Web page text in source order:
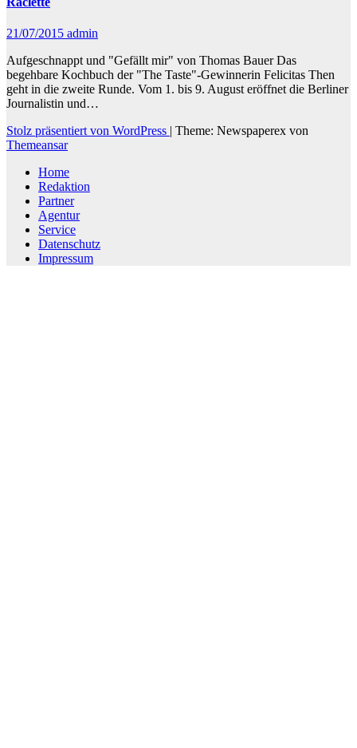
21/07/2015 admin
Aufgeschnappt und "Gefällt mir" von Thomas Bauer Das
begehbare Kochbuch der "The Taste"-Gewinnerin Felicitas Then
geht in die zweite Runde. Vom 1. bis 9. August eröffnet die Berliner
Journalistin und…
Stolz präsentiert von WordPress | Theme: Newspaperex von
Themeansar
Home
Redaktion
Partner
Agentur
Service
Datenschutz
Impressum